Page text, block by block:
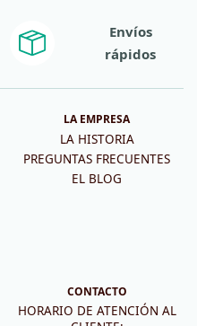
Envíos
rápidos
LA EMPRESA
LA HISTORIA
PREGUNTAS FRECUENTES
EL BLOG
CONTACTO
HORARIO DE ATENCIÓN AL